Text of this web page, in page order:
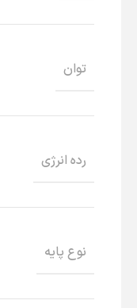
توان
رده انرژی
نوع پایه